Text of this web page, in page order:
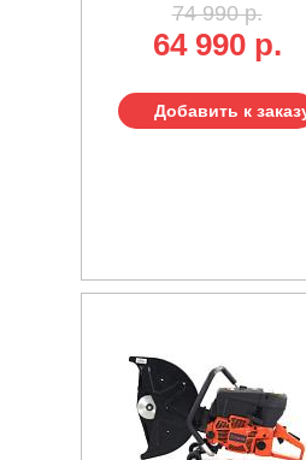
74 990 р.
64 990 р.
Добавить к